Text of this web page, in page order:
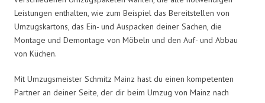
Leistungen enthalten, wie zum Beispiel das Bereitstellen von
Umzugskartons, das Ein- und Auspacken deiner Sachen, die
Montage und Demontage von Möbeln und den Auf- und Abbau
von Küchen.
Mit Umzugsmeister Schmitz Mainz hast du einen kompetenten
Partner an deiner Seite, der dir beim Umzug von Mainz nach